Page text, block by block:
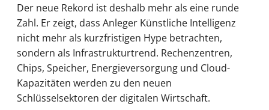
Der neue Rekord ist deshalb mehr als eine runde
Zahl. Er zeigt, dass Anleger Künstliche Intelligenz
nicht mehr als kurzfristigen Hype betrachten,
sondern als Infrastrukturtrend. Rechenzentren,
Chips, Speicher, Energieversorgung und Cloud-
Kapazitäten werden zu den neuen
Schlüsselsektoren der digitalen Wirtschaft.